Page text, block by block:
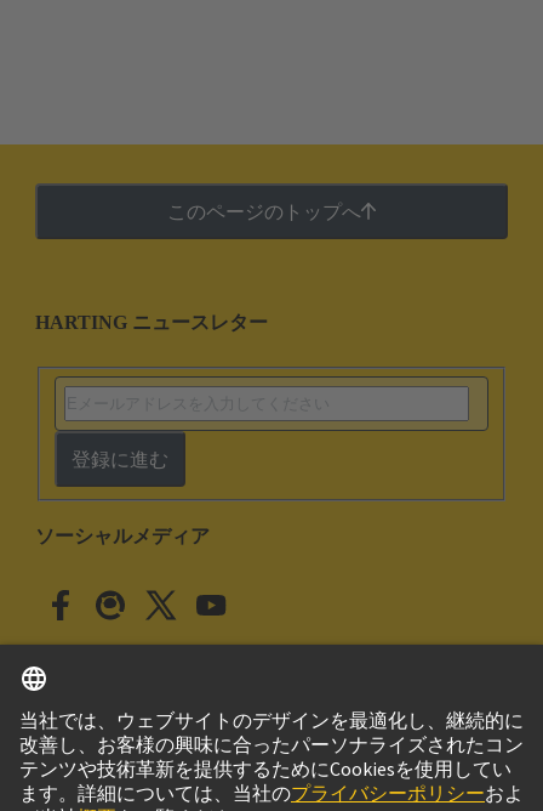
このページのトップへ
HARTING ニュースレター
登録に進む
ソーシャルメディア
日本 日本語